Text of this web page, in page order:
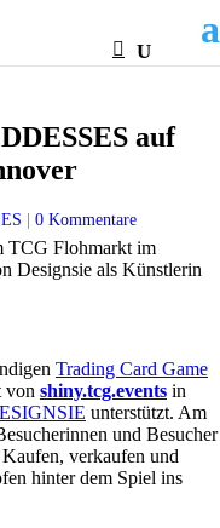
auf
0 Kommentare
Trading Card Game
von shiny.tcg.events in
unterstützt. Am
und Besucher
verkaufen und
hinter dem Spiel ins